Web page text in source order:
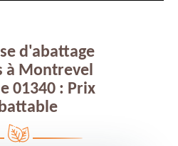
d'abattage
à Montrevel
01340 : Prix